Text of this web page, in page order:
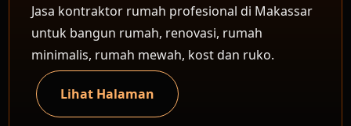
Jasa kontraktor rumah profesional di Makassar
untuk bangun rumah, renovasi, rumah
minimalis, rumah mewah, kost dan ruko.
Lihat Halaman